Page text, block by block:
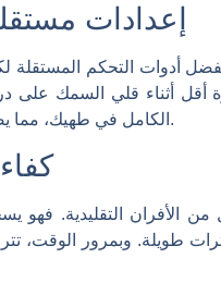
إعدادات
أدوات التحكم المستقلة
أثناء قلي السمك على
الكامل في طهيك، مما يضمن الحصول على كل طبق بالشكل الصحيح.
من الأفران التقليدية.
طويلة. وبمرور الوقت،